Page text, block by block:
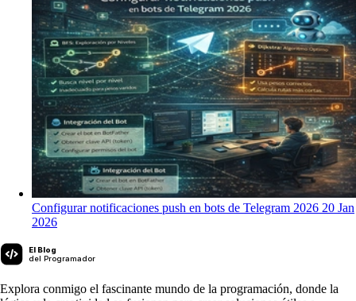
Configurar notificaciones push en bots de Telegram 2026 20 Jan
2026
El Blog
del Programador
Explora conmigo el fascinante mundo de la programación, donde la